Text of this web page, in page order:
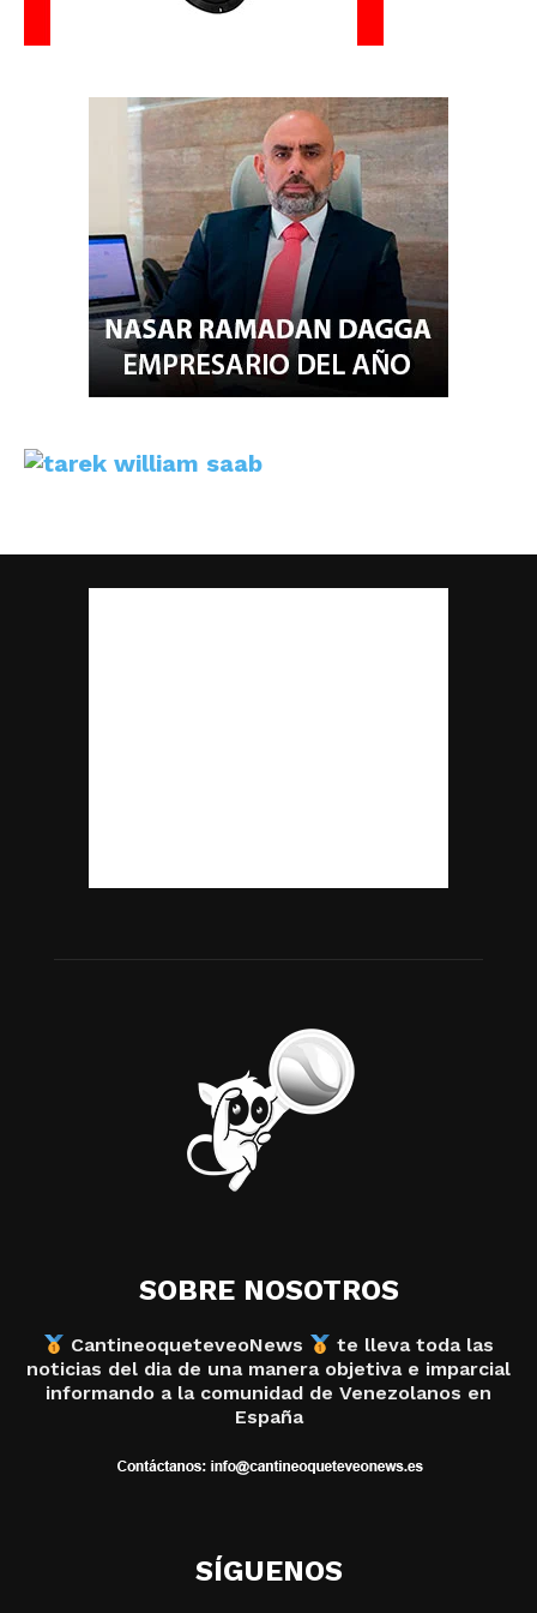
SOBRE NOSOTROS
CantineoqueteveoNews
te lleva toda las
noticias del dia de una manera objetiva e imparcial
informando a la comunidad de Venezolanos en
España
SÍGUENOS